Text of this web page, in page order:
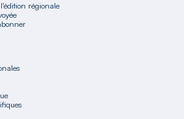
régionale